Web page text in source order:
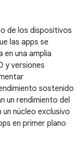
de los dispositivos
las apps se
una amplia
y versiones
sostenido
un rendimiento del
núcleo exclusivo
en primer plano